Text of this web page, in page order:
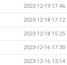
2023-12-19 17:46
2023-12-18 17:12
2023-12-18 15:25
2023-12-16 17:30
2023-12-16 13:14